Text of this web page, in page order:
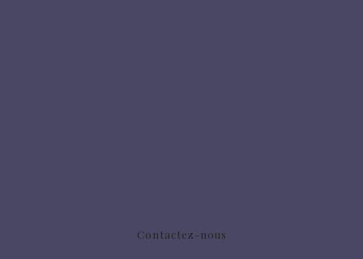
Contactez-nous